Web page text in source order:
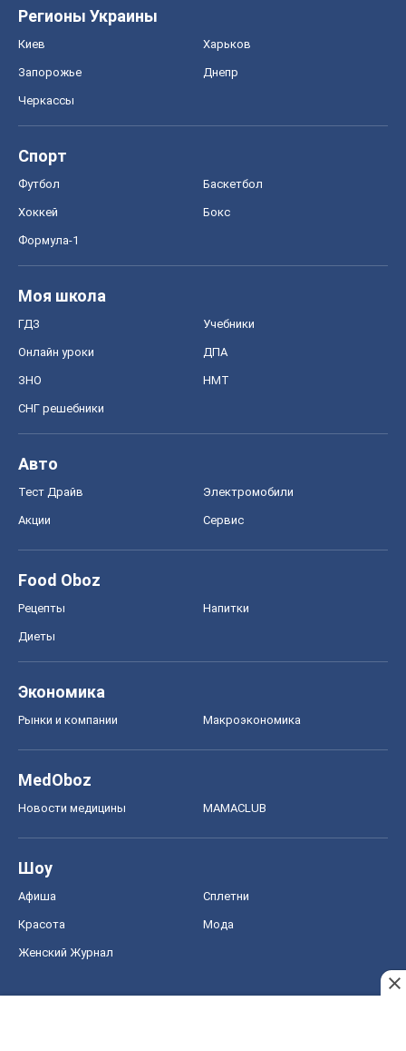
Регионы Украины
Киев Харьков
Запорожье Днепр
Черкассы
Спорт
Футбол Баскетбол
Хоккей Бокс
Формула-1
Моя школа
ГДЗ Учебники
Онлайн уроки ДПА
ЗНО НМТ
СНГ решебники
Авто
Тест Драйв Электромобили
Акции Сервис
Food Oboz
Рецепты Напитки
Диеты
Экономика
Рынки и компании Mакроэкономика
MedOboz
Новости медицины MAMACLUB
Шоу
Афиша Сплетни
Красота Мода
Женский Журнал